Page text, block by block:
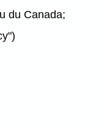
du Canada;